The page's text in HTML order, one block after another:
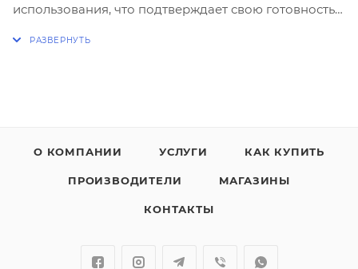
использования, что подтверждает свою готовность к
О КОМПАНИИ УСЛУГИ КАК КУПИТЬ
ПРОИЗВОДИТЕЛИ МАГАЗИНЫ
КОНТАКТЫ